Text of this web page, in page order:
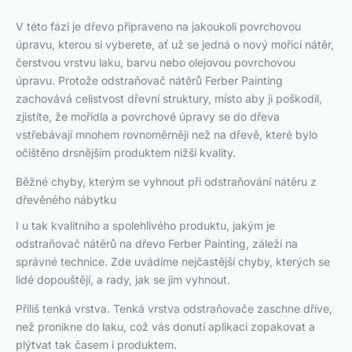
V této fázi je dřevo připraveno na jakoukoli povrchovou
úpravu, kterou si vyberete, ať už se jedná o nový mořicí nátěr,
čerstvou vrstvu laku, barvu nebo olejovou povrchovou
úpravu. Protože odstraňovač nátěrů Ferber Painting
zachovává celistvost dřevní struktury, místo aby ji poškodil,
zjistíte, že mořidla a povrchové úpravy se do dřeva
vstřebávají mnohem rovnoměrněji než na dřevě, které bylo
očištěno drsnějším produktem nižší kvality.
Běžné chyby, kterým se vyhnout při odstraňování nátěru z
dřevěného nábytku
I u tak kvalitního a spolehlivého produktu, jakým je
odstraňovač nátěrů na dřevo Ferber Painting, záleží na
správné technice. Zde uvádíme nejčastější chyby, kterých se
lidé dopouštějí, a rady, jak se jim vyhnout.
Příliš tenká vrstva. Tenká vrstva odstraňovače zaschne dříve,
než pronikne do laku, což vás donutí aplikaci zopakovat a
plýtvat tak časem i produktem.